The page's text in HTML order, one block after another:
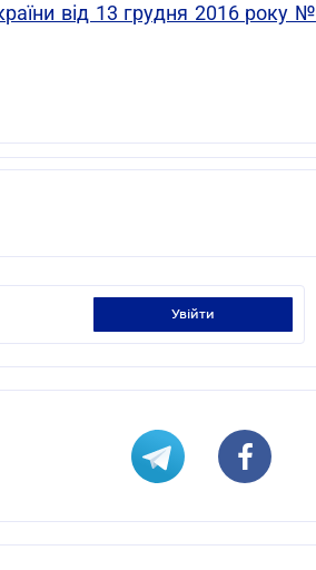
від 13 грудня 2016 року №
увійти